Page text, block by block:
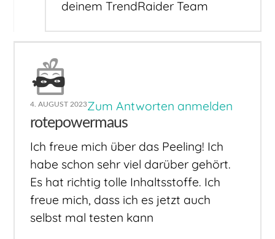
deinem TrendRaider Team
4. AUGUST 2023Zum Antworten anmelden
rotepowermaus
Ich freue mich über das Peeling! Ich
habe schon sehr viel darüber gehört.
Es hat richtig tolle Inhaltsstoffe. Ich
freue mich, dass ich es jetzt auch
selbst mal testen kann